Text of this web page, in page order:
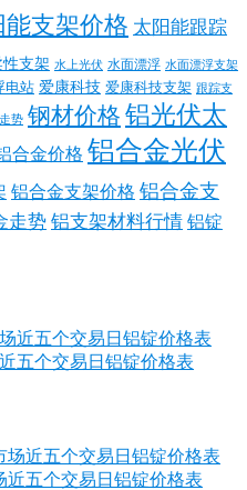
能支架价格 太阳能跟踪
性支架 水上光伏 水面漂浮 水面漂浮支架
电站 爱康科技 爱康科技支架 跟踪支
势 钢材价格 铝光伏太
合金价格 铝合金光伏
铝合金支架价格 铝合金支
走势 铝支架材料行情 铝锭
五个交易日铝锭价格表
近五个交易日铝锭价格表